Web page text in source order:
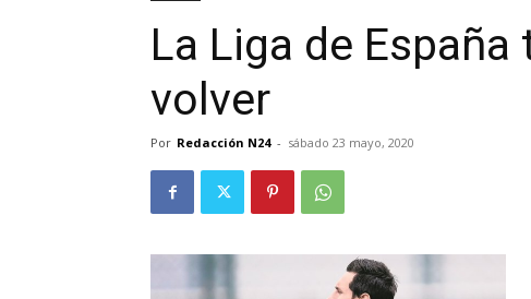
La Liga de
volver
Por Redacción N24 - sábado 23 mayo, 2020